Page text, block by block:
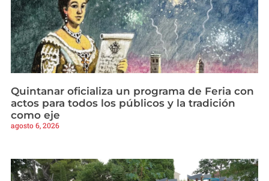
Quintanar oficializa un programa de Feria con
actos para todos los públicos y la tradición
como eje
agosto 6, 2026